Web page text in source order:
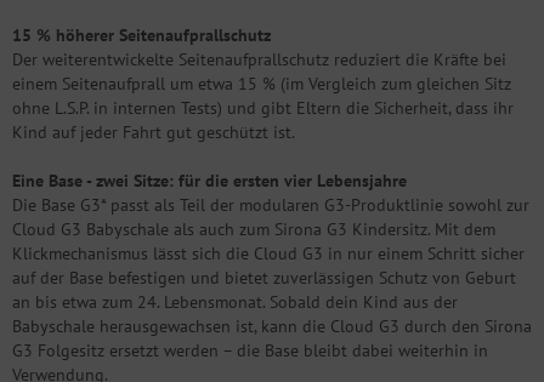
15 % höherer Seitenaufprallschutz
Der weiterentwickelte Seitenaufprallschutz reduziert die Kräfte bei
einem Seitenaufprall um etwa 15 % (im Vergleich zum gleichen Sitz
ohne L.S.P. in internen Tests) und gibt Eltern die Sicherheit, dass ihr
Kind auf jeder Fahrt gut geschützt ist.
Eine Base - zwei Sitze: für die ersten vier Lebensjahre
Die Base G3* passt als Teil der modularen G3-Produktlinie sowohl zur
Cloud G3 Babyschale als auch zum Sirona G3 Kindersitz. Mit dem
Klickmechanismus lässt sich die Cloud G3 in nur einem Schritt sicher
auf der Base befestigen und bietet zuverlässigen Schutz von Geburt
an bis etwa zum 24. Lebensmonat. Sobald dein Kind aus der
Babyschale herausgewachsen ist, kann die Cloud G3 durch den Sirona
G3 Folgesitz ersetzt werden – die Base bleibt dabei weiterhin in
Verwendung.